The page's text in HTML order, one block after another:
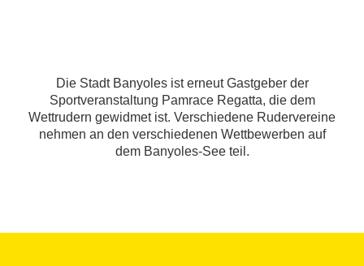
Die Stadt Banyoles ist erneut Gastgeber der
Sportveranstaltung Pamrace Regatta, die dem
Wettrudern gewidmet ist. Verschiedene Rudervereine
nehmen an den verschiedenen Wettbewerben auf
dem Banyoles-See teil.